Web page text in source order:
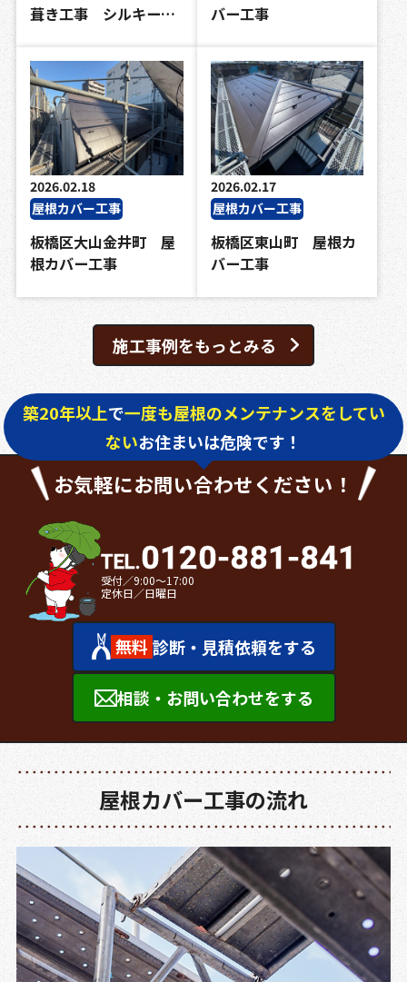
葺き工事 シルキー…
バー工事
2026.02.18
板橋区大山金井町 屋
根カバー工事
屋根カバー工事
2026.02.17
板橋区東山町 屋根カ
バー工事
屋根カバー工事
施工事例をもっとみる
築20年以上で一度も屋根のメンテナンスをしてい
ないお住まいは危険です！
お気軽にお問い合わせください！
0120-881-841
受付／9:00～17:00
定休日／日曜日
無料 診断・見積依頼をする
相談・お問い合わせをする
屋根カバー工事の流れ